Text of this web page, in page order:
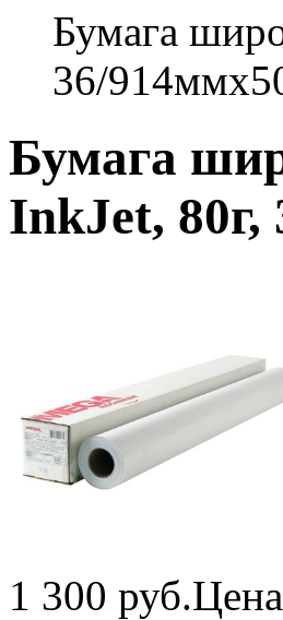
Бумага
36/
Бумага
InkJet,
1 300 руб.